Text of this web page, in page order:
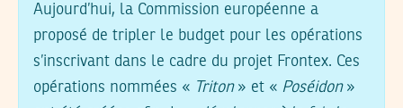
Aujourd’hui, la Commission européenne a
proposé de tripler le budget pour les opérations
s’inscrivant dans le cadre du projet Frontex. Ces
opérations nommées « Triton» et « Poséidon»